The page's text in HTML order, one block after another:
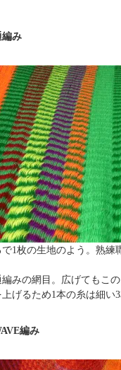
編み
で1枚の生地のよう。熟
編みの網目。広げてもこ
上げるため1本の糸は細い
編み